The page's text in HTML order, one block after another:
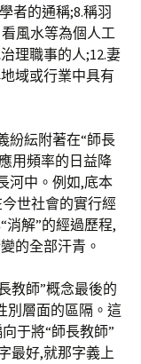
者的通稱;8.稱羽
風水等為個人工
理職事的人;12.妻
域或行業中具有
紛紜附著在“師長
用頻率的日益降
河中。例如,底本
世社會的實行經
消解”的經過歷程,
的全部汗青。
教師”概念最後的
別層面的區隔。這
于將“師長教師”
最好,就那字義上